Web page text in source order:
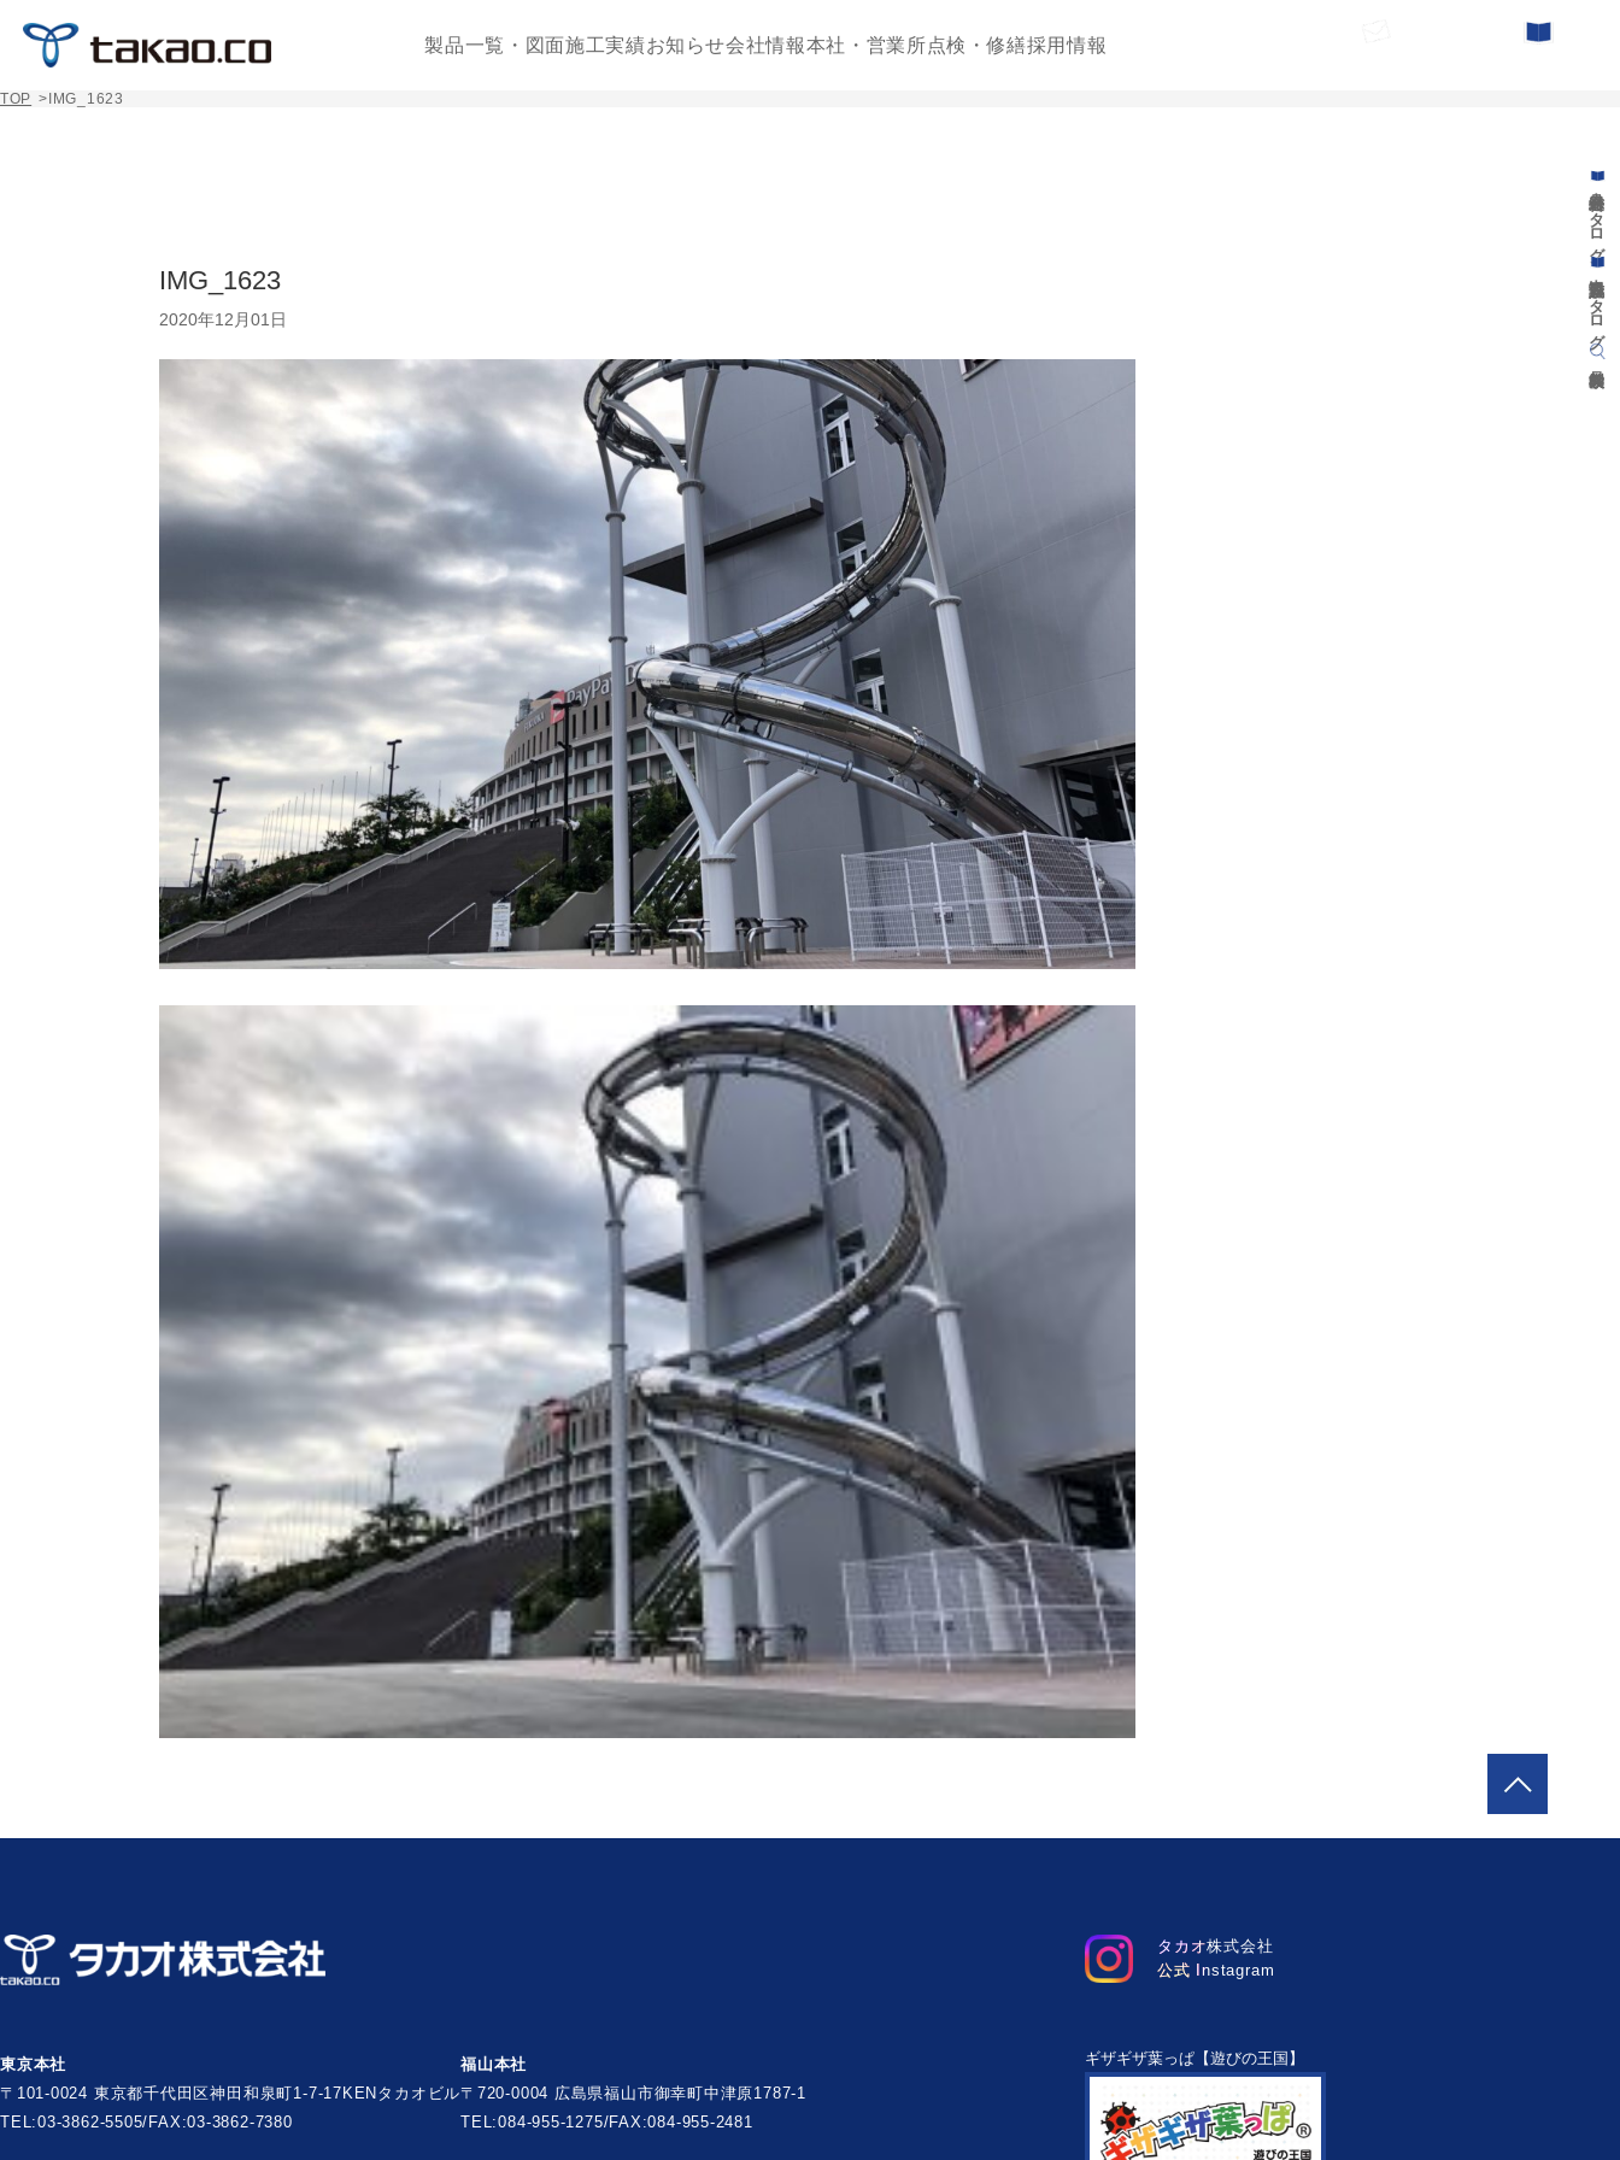
製品一覧・図面施工実績お知らせ会社情報本社・営業所点検・修繕採用情報
遊具総合カタログ
景観施設カタログ
TOP > IMG_1623
IMG_1623
2020年12月01日
タカオ株式会社
公式 Instagram
東京本社
〒101-0024 東京都千代田区神田和泉町1-7-17 KENタカオビル
TEL:03-3862-5505/FAX:03-3862-7380
福山本社
〒720-0004 広島県福山市御幸町中津原1787-1
TEL:084-955-1275/FAX:084-955-2481
ギザギザ葉っぱ【遊びの王国】